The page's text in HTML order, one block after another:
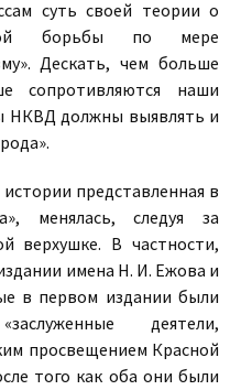
суть своей теории о
борьбы по мере
Дескать, чем больше
сопротивляются наши
НКВД должны выявлять и
представленная в
менялась, следуя за
верхушке. В частности,
имена Н. И. Ежова и
в первом издании были
деятели,
просвещением Красной
того как оба они были